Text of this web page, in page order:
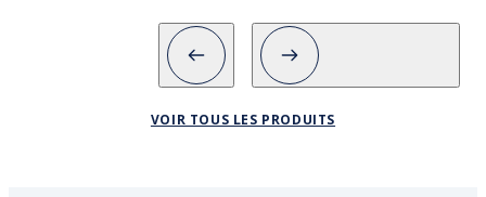
VOIR TOUS LES PRODUITS